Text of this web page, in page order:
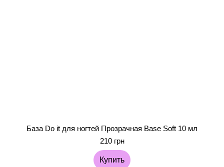
База Do it для ногтей Прозрачная Base Soft 10 мл
210 грн
Купить